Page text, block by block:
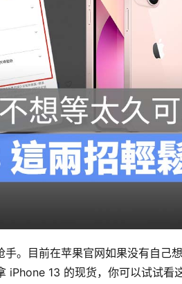
。目前在苹果官网如果没有自己
iPhone 13 的现货，你可以试试看